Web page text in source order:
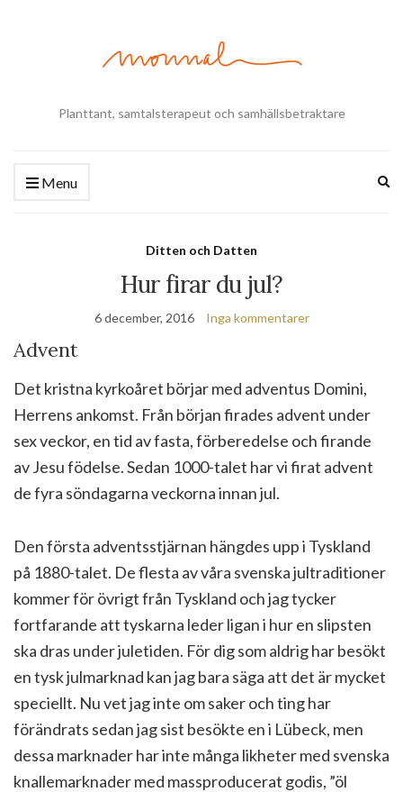
Planttant, samtalsterapeut och samhällsbetraktare
Menu
Ditten och Datten
Hur firar du jul?
6 december, 2016 Inga kommentarer
Advent
Det kristna kyrkoåret börjar med adventus Domini,
Herrens ankomst. Från början firades advent under
sex veckor, en tid av fasta, förberedelse och firande
av Jesu födelse. Sedan 1000-talet har vi firat advent
de fyra söndagarna veckorna innan jul.
Den första adventsstjärnan hängdes upp i Tyskland
på 1880-talet. De flesta av våra svenska jultraditioner
kommer för övrigt från Tyskland och jag tycker
fortfarande att tyskarna leder ligan i hur en slipsten
ska dras under juletiden. För dig som aldrig har besökt
en tysk julmarknad kan jag bara säga att det är mycket
speciellt. Nu vet jag inte om saker och ting har
förändrats sedan jag sist besökte en i Lübeck, men
dessa marknader har inte många likheter med svenska
knallemarknader med massproducerat godis, ”öl